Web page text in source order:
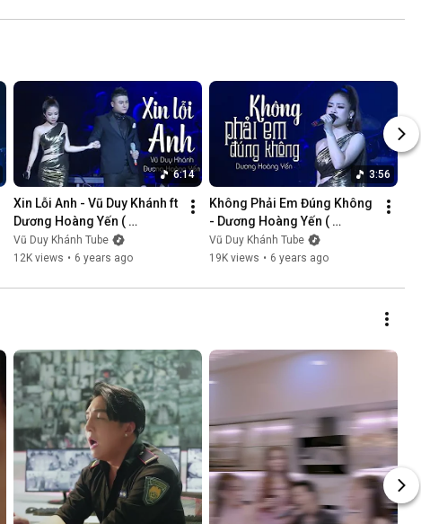
6:14
Xin Lỗi Anh - Vũ Duy Khánh ft
Dương Hoàng Yến (
LiveShow Vũ Duy Khánh
2019 Phần 5/21 )
Vũ Duy Khánh Tube
12K views • 6 years ago
3:56
Không Phải Em Đúng Không
- Dương Hoàng Yến (
LiveShow Vũ Duy Khánh
2019 Phần 6/21 )
Vũ Duy Khánh Tube
19K views • 6 years ago